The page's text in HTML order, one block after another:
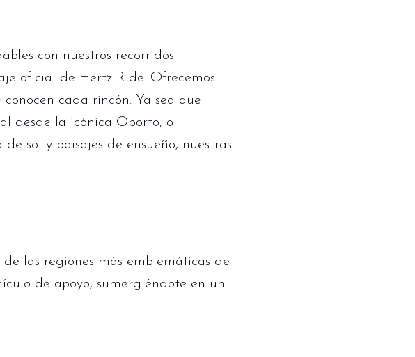
con nuestros recorridos
oficial de Hertz Ride. Ofrecemos
cada rincón. Ya sea que
desde la icónica Oporto, o
sol y paisajes de ensueño, nuestras
las regiones más emblemáticas de
de apoyo, sumergiéndote en un